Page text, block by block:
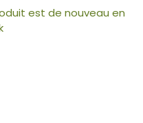
est de nouveau en